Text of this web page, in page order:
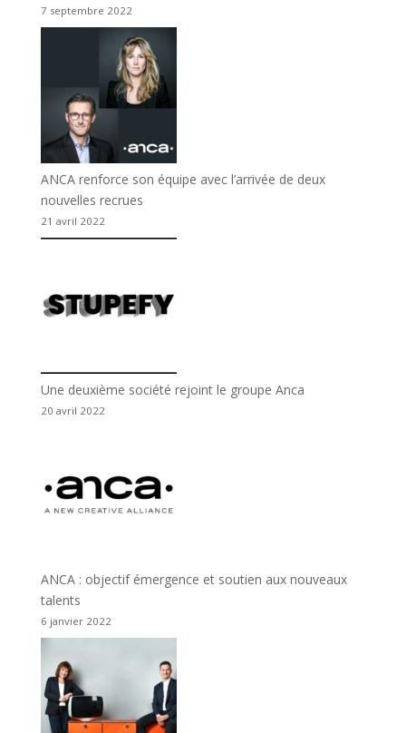
7 septembre 2022
ANCA renforce son équipe avec l’arrivée de deux
nouvelles recrues
21 avril 2022
Une deuxième société rejoint le groupe Anca
20 avril 2022
ANCA : objectif émergence et soutien aux nouveaux
talents
6 janvier 2022